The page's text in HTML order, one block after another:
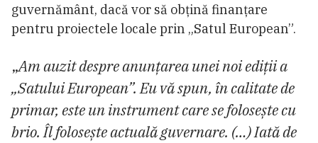
guvernământ, dacă vor să obțină finanțare
pentru proiectele locale prin „Satul European”.
„Am auzit despre anunțarea unei noi ediții a
„Satului European”. Eu vă spun, în calitate de
primar, este un instrument care se folosește cu
brio. Îl folosește actuală guvernare. (…) Iată de